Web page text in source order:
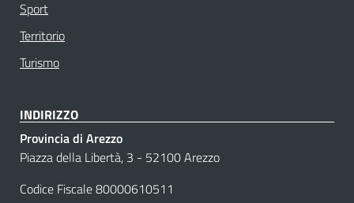
Sport
Territorio
Turismo
INDIRIZZO
Provincia di Arezzo
Piazza della Libertà, 3 - 52100 Arezzo
Codice Fiscale 80000610511